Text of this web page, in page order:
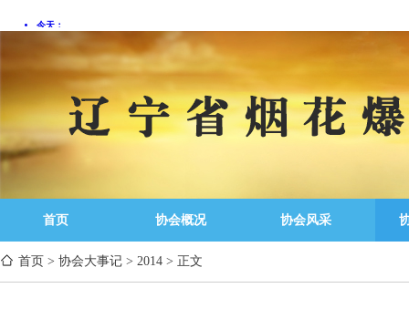
首页 协会概况 协会风采
首页 > 协会大事记 > 2014 > 正文